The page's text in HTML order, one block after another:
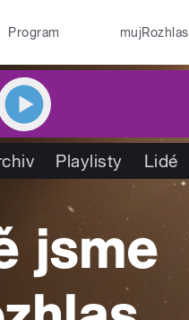
Program mujRozhlas
Playlisty Lidé